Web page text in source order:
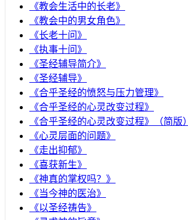
《教会生活中的长老》
《教会中的男女角色》
《长老十问》
《执事十问》
《圣经辅导简介》
《圣经辅导》
​《合乎圣经的愤怒与压力管理》
《合乎圣经的心灵改变过程》
《合乎圣经的心灵改变过程》（简版）
《心灵层面的问题》
《走出抑郁》
《喜获新生》
《神真的掌权吗？》
《当今神的医治》
《以圣经祷告》